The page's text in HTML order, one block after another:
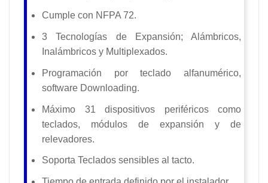
Cumple con NFPA 72.
3 Tecnologías de Expansión; Alámbricos,
Inalámbricos y Multiplexados.
Programación por teclado alfanumérico,
software Downloading.
Máximo 31 dispositivos periféricos como
teclados, módulos de expansión y de
relevadores.
Soporta Teclados sensibles al tacto.